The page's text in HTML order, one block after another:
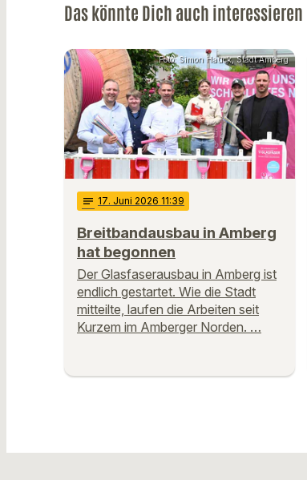
Das könnte Dich auch interessieren
Foto: Simon Hauck, Stadt Amberg
notes 17. Juni 2026 11:39
Breitbandausbau in Amberg
hat begonnen
Der Glasfaserausbau in Amberg ist
endlich gestartet. Wie die Stadt
mitteilte, laufen die Arbeiten seit
Kurzem im Amberger Norden. …